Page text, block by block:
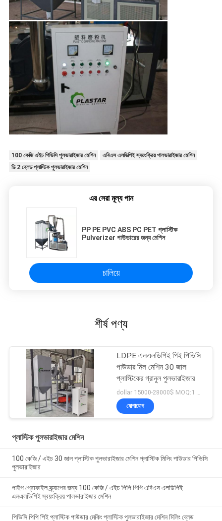
100 কেজি এইচ পিভিসি পুলভারাইজার মেশিন
এবিএস এলডিপিই স্বয়ংক্রিয় পালভারাইজার মেশিন
ডি 2 ব্লেড প্লাস্টিক পুলভারাইজার মেশিন
এর সেরা মূল্য পান
PP PE PVC ABS PC PET প্লাস্টিক
Pulverizer পাউডারের জন্য মেশিন
চালিয়ে
শীর্ষ পণ্য
LDPE এলএলডিপিই পিই পিভিসি
পাউডার মিল মেশিন 30 জাল
প্লাস্টিকের গ্রানুল পুলভারাইজার
যোগাযোগ
প্লাস্টিক পুলভারাইজার মেশিন
100 কেজি / এইচ 30 জাল প্লাস্টিক পুলভারাইজার মেশিন প্লাস্টিক মিলিং পাউডার পিভিসি
পুলভারাইজার
পাইপ প্রোফাইল স্ক্র্যাপের জন্য 100 কেজি / এইচ পিপি পিপি এবিএস এলডিপিই
এলএলডিপিই স্বয়ংক্রিয় পালভারাইজার মেশিন
পিভিসি পিপি পিই প্লাস্টিক পাউডার মেকিং প্লাস্টিক পুলভারাইজার মেশিন মিলিং ব্লেড